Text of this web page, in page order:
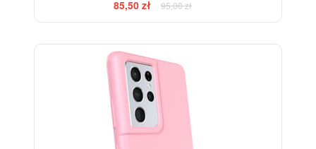
85,50 zł
95,00 zł